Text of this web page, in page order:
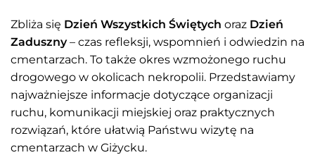
Zbliża się Dzień Wszystkich Świętych oraz Dzień
Zaduszny– czas refleksji, wspomnień i odwiedzin na
cmentarzach. To także okres wzmożonego ruchu
drogowego w okolicach nekropolii. Przedstawiamy
najważniejsze informacje dotyczące organizacji
ruchu, komunikacji miejskiej oraz praktycznych
rozwiązań, które ułatwią Państwu wizytę na
cmentarzach w Giżycku.